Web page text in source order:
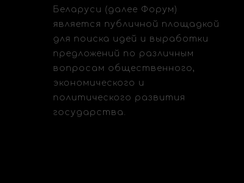
Беларуси (далее Форум)
является публичной площадкой
для поиска идей и выработки
предложений по различным
вопросам общественного,
экономического и
политического развития
государства.